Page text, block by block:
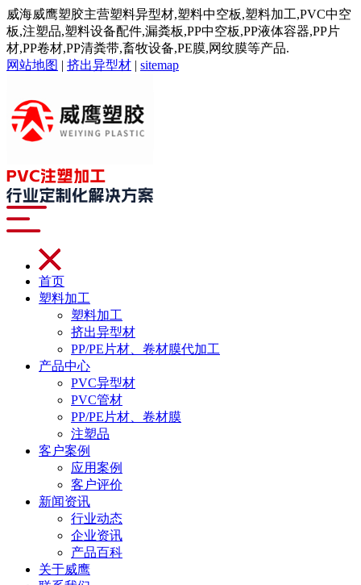
威海威鹰塑胶主营塑料异型材,塑料中空板,塑料加工,PVC中空
板,注塑品,塑料设备配件,漏粪板,PP中空板,PP液体容器,PP片
材,PP卷材,PP清粪带,畜牧设备,PE膜,网纹膜等产品.
网站地图 | 挤出异型材 | sitemap
首页
塑料加工
塑料加工
挤出异型材
PP/PE片材、卷材膜代加工
产品中心
PVC异型材
PVC管材
PP/PE片材、卷材膜
注塑品
客户案例
应用案例
客户评价
新闻资讯
行业动态
企业资讯
产品百科
关于威鹰